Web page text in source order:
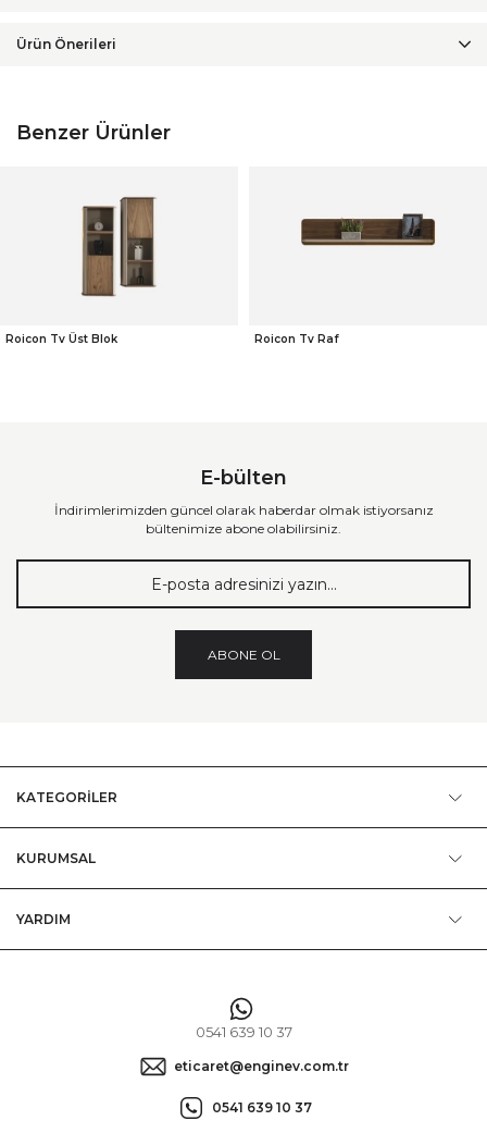
Ürün Önerileri
Benzer Ürünler
Roicon Tv Üst Blok Roicon Tv Raf
E-bülten
İndirimlerimizden güncel olarak haberdar olmak istiyorsanız
bültenimize abone olabilirsiniz.
ABONE OL
KATEGORİLER
KURUMSAL
YARDIM
0541 639 10 37
eticaret@enginev.com.tr
0541 639 10 37